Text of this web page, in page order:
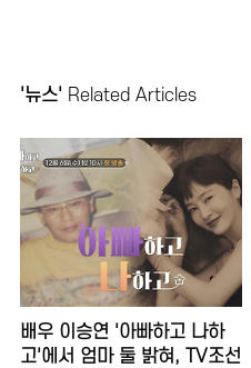
'뉴스' Related Articles
배우 이승연 '아빠하고 나하
고'에서 엄마 둘 밝혀, TV조선